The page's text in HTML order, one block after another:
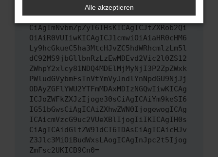
ewogICJuYW1lIjogIk5ldHdvcmtFcnJvciIs
CiAgImNvbmZpZyI6IHsKICAgICJtZXRob2Qi
OiAiR0VUIiwKICAgICJ1cmwiOiAiaHR0cHM6
Ly9hcGkueC5ha3MtcHJvZC5hdWRhcmlzLm5l
dC92MS9jbGllbnRzLzEwMDEvd2Vic2l0ZS12
ZWhpY2xlcy81NDQ4MDElMjMyNjI3P2ZpZWxk
PWludGVybmFsTnVtYmVyJndlYnNpdGU9NjJj
ODAyZGFlYWU2YTFmMDAxMDIzNGQwIiwKICAg
ICJoZWFkZXJzIjoge30sCiAgICAiYm9keSI6
IG51bGwsCiAgICAiZXhwZWN0IjogewogICAg
ICAicmVzcG9uc2VUeXBlIjogIiIKICAgIH0s
CiAgICAidGltZW91dCI6IDAsCiAgICAicHJv
Z3Jlc3MiOiBudWxsLAogICAgInJpc2t5Ijog
ZmFsc2UKICB9Cn0=
Alle akzeptieren